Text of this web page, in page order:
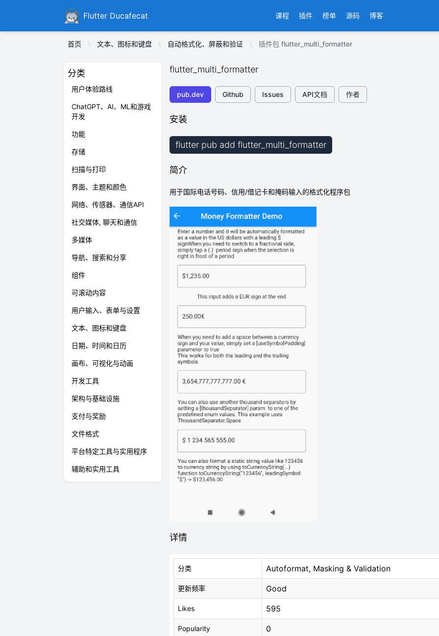
DucafecatFlutter Ducafecat 课程 插件 榜单 源码 博客
首页 文本、图标和键盘 自动格式化、屏蔽和验证 插件包 flutter_multi_formatter
分类
用户体验路线
ChatGPT、AI、ML和游戏
开发
功能
存储
扫描与打印
界面、主题和颜色
网络、传感器、通信API
社交媒体, 聊天和通信
多媒体
导航、搜索和分享
组件
可滚动内容
用户输入、表单与设置
文本、图标和键盘
日期、时间和日历
画布、可视化与动画
开发工具
架构与基础设施
支付与奖励
文件格式
平台特定工具与实用程序
辅助和实用工具
flutter_multi_formatter
pub.dev Github Issues API文档 作者
安装
flutter pub add flutter_multi_formatter
简介
用于国际电话号码、信用/借记卡和掩码输入的格式化程序包
详情
分类 Autoformat, Masking & Validation
更新频率 Good
Likes 595
Popularity 0